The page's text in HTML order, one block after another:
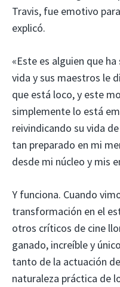
Travis, fue emotivo
explicó.
«Este es alguien que
vida y sus maestros le
que está loco, y este
simplemente lo está
reivindicando su vida
tan preparado en mi
desde mi núcleo y mis
Y funciona. Cuando
transformación en el
otros críticos de cine
ganado, increíble y
tanto de la actuación
naturaleza práctica de